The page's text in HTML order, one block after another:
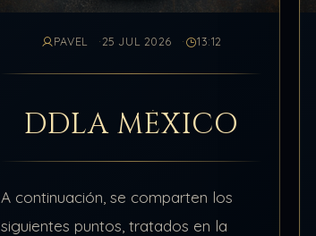
PAVEL 25 JUL 2026 13:12
DDLA MÉXICO
A continuación, se comparten los
siguientes puntos, tratados en la